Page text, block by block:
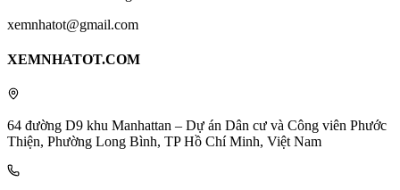
xemnhatot@gmail.com
XEMNHATOT.COM
64 đường D9 khu Manhattan – Dự án Dân cư và Công viên Phước
Thiện, Phường Long Bình, TP Hồ Chí Minh, Việt Nam